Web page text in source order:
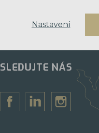
SLEDUJTE NÁS
Nastavení